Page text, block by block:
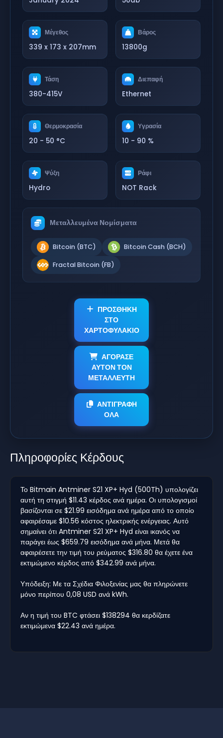
Μέγεθος
339 x 173 x 207mm
Βάρος
13800g
Τάση
380-415V
Διεπαφή
Ethernet
Θερμοκρασία
20 - 50 °C
Υγρασία
10 - 90 %
Ψύξη
Hydro
Ράφι
NOT Rack
Μεταλλευμένα Νομίσματα
Bitcoin (BTC) Bitcoin Cash (BCH)
Fractal Bitcoin (FB)
ΠΡΟΣΘΗΚΗ
ΣΤΟ
ΧΑΡΤΟΦΥΛΑΚΙΟ
ΑΓΟΡΑΣΕ
ΑΥΤΟΝ ΤΟΝ
ΜΕΤΑΛΛΕΥΤΗ
ΑΝΤΙΓΡΑΦΗ
ΟΛΑ
Πληροφορίες Κέρδους
Το Bitmain Antminer S21 XP+ Hyd (500Th) υπολογίζει
αυτή τη στιγμή $11.43 κέρδος ανά ημέρα. Οι υπολογισμοί
βασίζονται σε $21.99 εισόδημα ανά ημέρα από το οποίο
αφαιρέσαμε $10.56 κόστος ηλεκτρικής ενέργειας. Αυτό
σημαίνει ότι Antminer S21 XP+ Hyd είναι ικανός να
παράγει έως $659.79 εισόδημα ανά μήνα. Μετά θα
αφαιρέσετε την τιμή του ρεύματος $316.80 θα έχετε ένα
εκτιμώμενο κέρδος από $342.99 ανά μήνα.
Υπόδειξη: Με τα Σχέδια Φιλοξενίας μας θα πληρώνετε
μόνο περίπου 0,08 USD ανά kWh.
Αν η τιμή του BTC φτάσει $138294 θα κερδίζατε
εκτιμώμενα $22.43 ανά ημέρα.